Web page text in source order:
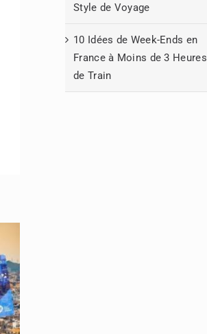
Style de Voyage
10 Idées de Week-Ends en
France à Moins de 3 Heures
de Train